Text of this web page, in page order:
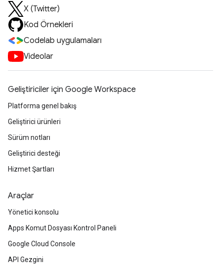
X (Twitter)
Kod Örnekleri
Codelab uygulamaları
Videolar
Geliştiriciler için Google Workspace
Platforma genel bakış
Geliştirici ürünleri
Sürüm notları
Geliştirici desteği
Hizmet Şartları
Araçlar
Yönetici konsolu
Apps Komut Dosyası Kontrol Paneli
Google Cloud Console
API Gezgini